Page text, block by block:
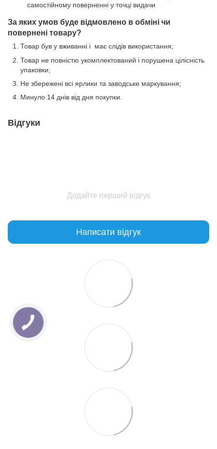
самостійному поверненні у точці видачи
За яких умов буде відмовлено в обміні чи
повернені товару?
Товар був у вживанні і має слідів використання;
Товар не повністю укомплектований і порушена цілісність
упаковки;
Не збережені всі ярлики та заводське маркування;
Минуло 14 днів від дня покупки.
Відгуки
Додайте перший відгук
Написати відгук